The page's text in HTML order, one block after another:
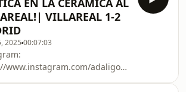
kick.com/adaligonzalez
EN LA CERÁMICA AL
VILLAREAL 1-2
2025 00:07:03
www.instagram.com/adaligonzalez_/X: